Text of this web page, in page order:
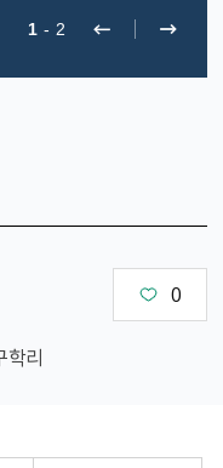
1 - 2
0
학리